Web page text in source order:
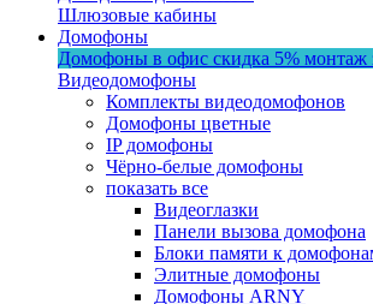
Шлюзовые кабины
Домофоны
Домофоны в офис скидка 5% монтаж
Видеодомофоны
Комплекты видеодомофонов
Домофоны цветные
IP домофоны
Чёрно-белые домофоны
показать все
Видеоглазки
Панели вызова домофона
Блоки памяти к
Элитные домофоны
Домофоны ARNY